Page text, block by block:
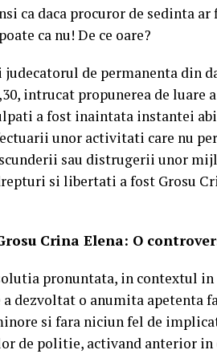
ca daca procuror de sedinta
ca nu! De ce oare?
judecatorul de permanenta din
intrucat propunerea de
a fost inaintata instantei
unor activitati care nu
sau distrugerii unor
si libertati a fost Grosu
Crina Elena: O
pronuntata, in contextul in
a dezvoltat o anumita apetenta
si fara niciun fel de
de politie, activand anterior in